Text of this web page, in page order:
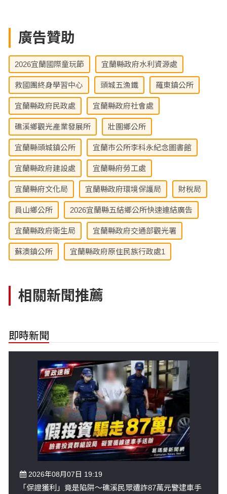
廣告贊助
2026宜蘭國際童玩節 宜蘭縣政府水利資源處
救國團終身學習中心 頭城五漁鐵 羅東鎮公所
宜蘭縣政府民政處 宜蘭縣政府社會處
礁溪鄉觀光產業發展所 壯圍鄉公所
宜蘭縣頭城鎮公所 宜蘭市公所李科永紀念圖書館
宜蘭縣政府建設處 宜蘭縣府勞工處
宜蘭縣府文化局 宜蘭縣政府環境保護局 財稅局
員山鄉公所 2026宜蘭縣五結鄉公所快速連結廣告
宜蘭縣政府衛生局 宜蘭縣政府交通部觀光署
蘇澳鎮公所 宜蘭縣政府原住民族行政處1
相關新聞推薦
即時新聞
2026年08月07日 19:19
「保證獲利」竟是陷阱～礁溪民眾遭詐87萬元警逮車手